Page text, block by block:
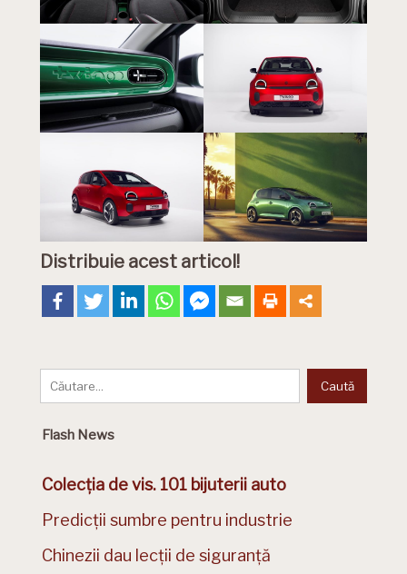
Distribuie acest articol!
Flash News
Colecția de vis. 101 bijuterii auto
Predicții sumbre pentru industrie
Chinezii dau lecții de siguranță